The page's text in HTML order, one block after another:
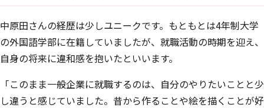
中原田さんの経歴は少しユニークです。もともとは4年制大学
の外国語学部に在籍していましたが、就職活動の時期を迎え、
自身の将来に違和感を抱いたといいます。
「このまま一般企業に就職するのは、自分のやりたいことと少
し違うと感じていました。昔から作ることや絵を描くことが好